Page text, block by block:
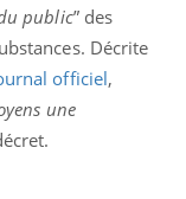
public” des
Décrite
officiel,
une